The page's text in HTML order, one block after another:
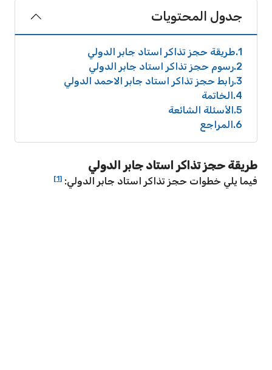
جدول المحتويات
1 طريقة حجز تذاكر استاد جابر الدولي
2 رسوم حجز تذاكر استاد جابر الدولي
3 رابط حجز تذاكر استاد جابر الاحمد الدولي
4 الخاتمة
5 الأسئلة الشائعة
6 المراجع
طريقة حجز تذاكر استاد جابر الدولي
فيما يلي خطوات حجز تذاكر استاد جابر الدولي: [1]